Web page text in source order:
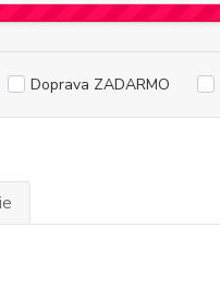
Doprava ZADARMO